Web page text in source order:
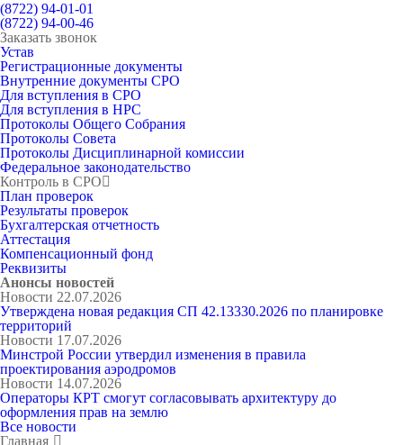
(8722) 94-01-01
(8722) 94-00-46
Заказать звонок
Устав
Регистрационные документы
Внутренние документы СРО
Для вступления в СРО
Для вступления в НРС
Протоколы Общего Собрания
Протоколы Совета
Протоколы Дисциплинарной комиссии
Федеральное законодательство
Контроль в СРО
План проверок
Результаты проверок
Бухгалтерская отчетность
Аттестация
Компенсационный фонд
Реквизиты
Анонсы новостей
Новости 22.07.2026
Утверждена новая редакция СП 42.13330.2026 по планировке
территорий
Новости 17.07.2026
Минстрой России утвердил изменения в правила
проектирования аэродромов
Новости 14.07.2026
Операторы КРТ смогут согласовывать архитектуру до
оформления прав на землю
Все новости
Главная